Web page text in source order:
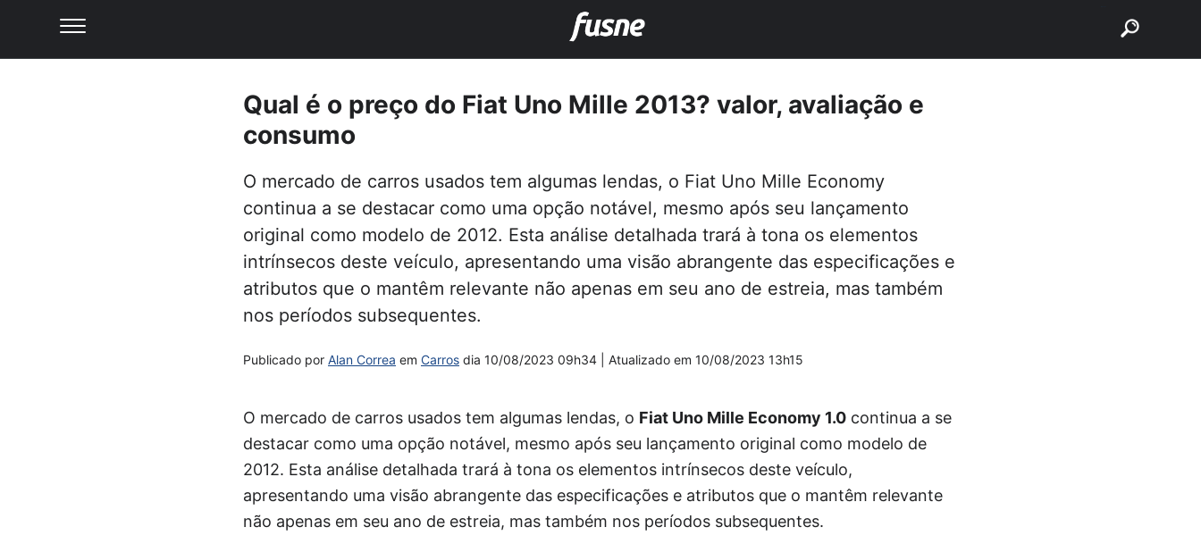
Qual é o preço do Fiat Uno Mille 2013? valor, avaliação e
consumo
O mercado de carros usados tem algumas lendas, o Fiat Uno Mille Economy
continua a se destacar como uma opção notável, mesmo após seu lançamento
original como modelo de 2012. Esta análise detalhada trará à tona os elementos
intrínsecos deste veículo, apresentando uma visão abrangente das especificações e
atributos que o mantêm relevante não apenas em seu ano de estreia, mas também
nos períodos subsequentes.
Publicado por Alan Correa em Carros dia 10/08/2023 09h34 | Atualizado em 10/08/2023 13h15
O mercado de carros usados tem algumas lendas, o Fiat Uno Mille Economy 1.0 continua a se
destacar como uma opção notável, mesmo após seu lançamento original como modelo de
2012. Esta análise detalhada trará à tona os elementos intrínsecos deste veículo,
apresentando uma visão abrangente das especificações e atributos que o mantêm relevante
não apenas em seu ano de estreia, mas também nos períodos subsequentes.